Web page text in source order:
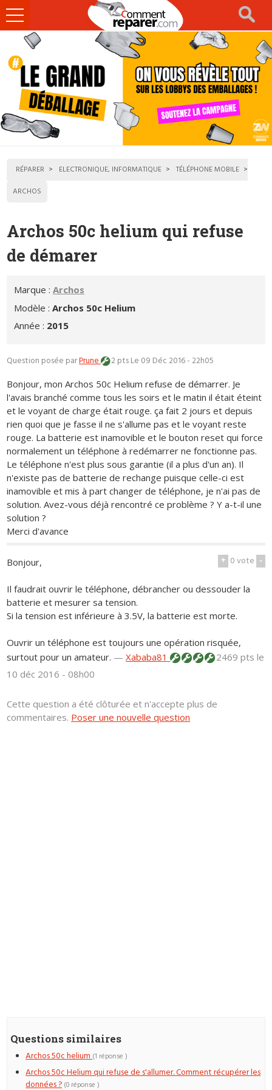
Ouvrir
le
menu
RÉPARER ELECTRONIQUE, INFORMATIQUE
TÉLÉPHONE MOBILE
ARCHOS
Archos 50c helium qui refuse
de démarer
Marque :Archos
Modèle :Archos 50c Helium
Année : 2015
Question posée parPrune 2 ptsLe 09 Déc 2016 - 22h05
Bonjour, mon Archos 50c Helium refuse de démarrer. Je
l'avais branché comme tous les soirs et le matin il était éteint
et le voyant de charge était rouge. ça fait 2 jours et depuis
rien quoi que je fasse il ne s'allume pas et le voyant reste
rouge. La batterie est inamovible et le bouton reset qui force
normalement un téléphone à redémarrer ne fonctionne pas.
Le téléphone n'est plus sous garantie (il a plus d'un an). Il
n'existe pas de batterie de rechange puisque celle-ci est
inamovible et mis à part changer de téléphone, je n'ai pas de
solution. Avez-vous déjà rencontré ce problème ? Y a-t-il une
solution ?
Merci d'avance
+ 0vote -
Bonjour,
Il faudrait ouvrir le téléphone, débrancher ou dessouder la
batterie et mesurer sa tension.
Si la tension est inférieure à 3.5V, la batterie est morte.
Ouvrir un téléphone est toujours une opération risquée,
surtout pour un amateur. —Xababa81 2469 ptsle
10 déc 2016 - 08h00
Cette question a été clôturée et n'accepte plus de
commentaires. Poser une nouvelle question
Questions similaires
Archos 50c helium(1 réponse )
Archos 50c Helium qui refuse de s'allumer. Comment récupérer les
données ? (0 réponse )